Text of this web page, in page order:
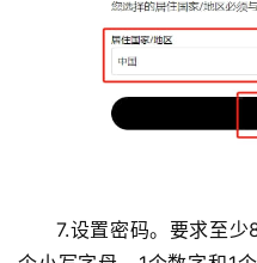
7.设置密码。要求至